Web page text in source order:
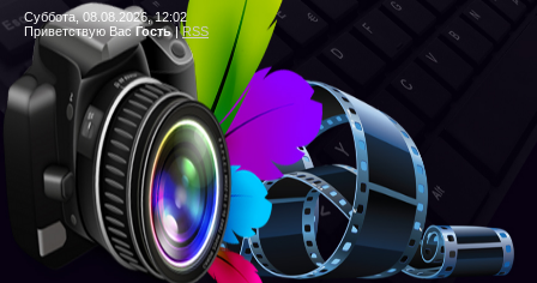
Суббота, 08.08.2026, 12:02
Приветствую Вас Гость|RSS